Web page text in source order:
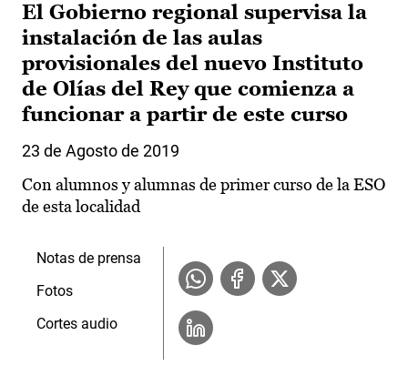
El Gobierno regional supervisa la
instalación de las aulas
provisionales del nuevo Instituto
de Olías del Rey que comienza a
funcionar a partir de este curso
23 de Agosto de 2019
Con alumnos y alumnas de primer curso de la ESO
de esta localidad
Notas de prensa
Fotos
Cortes audio